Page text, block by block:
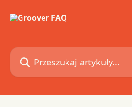
Przeszukaj artykuły...